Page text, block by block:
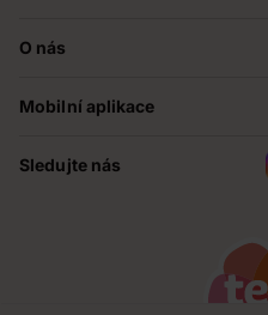
Prodejny
Obchodní podmínky
O nás
Teta pomáhá
Mobilní aplikace
Sledujte nás